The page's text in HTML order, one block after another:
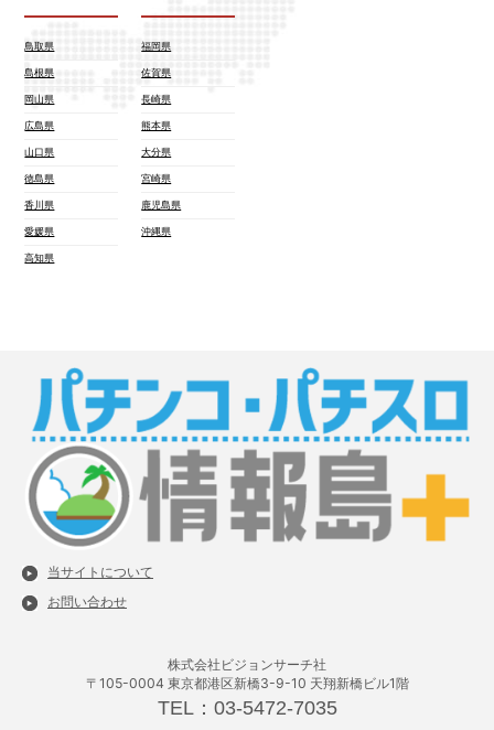
鳥取県
島根県
岡山県
広島県
山口県
徳島県
香川県
愛媛県
高知県
福岡県
佐賀県
長崎県
熊本県
大分県
宮崎県
鹿児島県
沖縄県
当サイトについて
お問い合わせ
株式会社ビジョンサーチ社
〒105-0004 東京都港区新橋3-9-10 天翔新橋ビル1階
TEL：03-5472-7035